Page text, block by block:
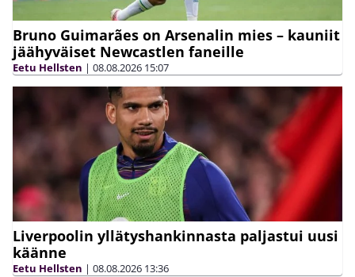
Bruno Guimarães on Arsenalin mies – kauniit
jäähyväiset Newcastlen faneille
Eetu Hellsten | 08.08.2026 15:07
Liverpoolin yllätyshankinnasta paljastui uusi
käänne
Eetu Hellsten | 08.08.2026 13:36